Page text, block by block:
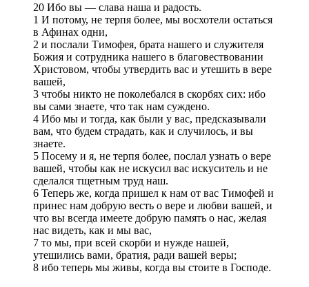
20 Ибо вы — слава наша и радость.
1 И потому, не терпя более, мы восхотели остаться
в Афинах одни,
2 и послали Тимофея, брата нашего и служителя
Божия и сотрудника нашего в благовествовании
Христовом, чтобы утвердить вас и утешить в вере
вашей,
3 чтобы никто не поколебался в скорбях сих: ибо
вы сами знаете, что так нам суждено.
4 Ибо мы и тогда, как были у вас, предсказывали
вам, что будем страдать, как и случилось, и вы
знаете.
5 Посему и я, не терпя более, послал узнать о вере
вашей, чтобы как не искусил вас искуситель и не
сделался тщетным труд наш.
6 Теперь же, когда пришел к нам от вас Тимофей и
принес нам добрую весть о вере и любви вашей, и
что вы всегда имеете добрую память о нас, желая
нас видеть, как и мы вас,
7 то мы, при всей скорби и нужде нашей,
утешились вами, братия, ради вашей веры;
8 ибо теперь мы живы, когда вы стоите в Господе.